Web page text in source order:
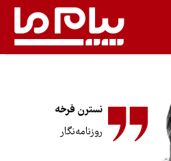
نسترن فرخه
روزنامه‌نگار